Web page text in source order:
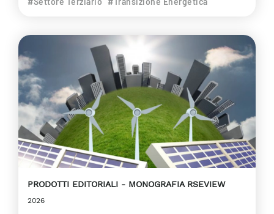
PRODOTTI EDITORIALI MONOGRAFIA RSEVIEW
2026